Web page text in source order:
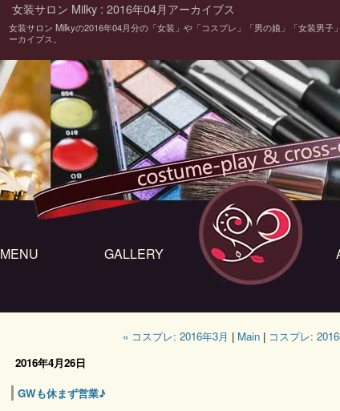
女装サロン Milky : 2016年04月アーカイブス
女装サロン Milkyの2016年04月分の「女装」や「コスプレ」「男の娘」「女装男子
ーカイブス。
MENU GALLERY
« コスプレ: 2016年3月 | Main | コスプレ:
2016年4月26日
GWも休まず営業♪